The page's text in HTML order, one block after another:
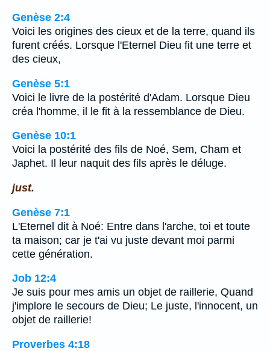
Genèse 2:4
Voici les origines des cieux et de la terre, quand ils
furent créés. Lorsque l'Eternel Dieu fit une terre et
des cieux,
Genèse 5:1
Voici le livre de la postérité d'Adam. Lorsque Dieu
créa l'homme, il le fit à la ressemblance de Dieu.
Genèse 10:1
Voici la postérité des fils de Noé, Sem, Cham et
Japhet. Il leur naquit des fils après le déluge.
just.
Genèse 7:1
L'Eternel dit à Noé: Entre dans l'arche, toi et toute
ta maison; car je t'ai vu juste devant moi parmi
cette génération.
Job 12:4
Je suis pour mes amis un objet de raillerie, Quand
j'implore le secours de Dieu; Le juste, l'innocent, un
objet de raillerie!
Proverbes 4:18